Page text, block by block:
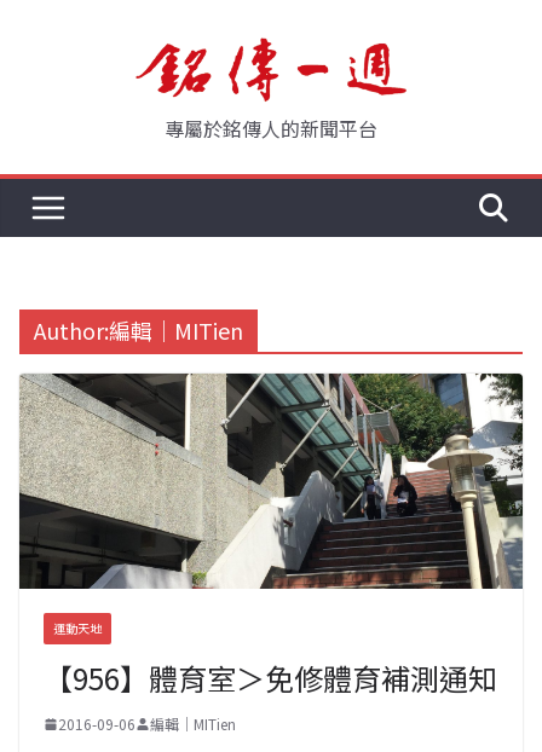
專屬於銘傳人的新聞平台
Author:編輯｜MITien
運動天地
【956】體育室＞免修體育補測通知
2016-09-06 編輯｜MITien